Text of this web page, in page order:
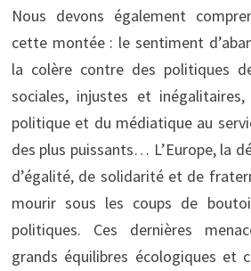
Nous devons également
cette montée : le sentiment
la colère contre des politiques
sociales, injustes et
politique et du médiatique au
des plus puissants… L’Europe, la
d’égalité, de solidarité et de
mourir sous les coups de
politiques. Ces dernières
grands équilibres écologiques et